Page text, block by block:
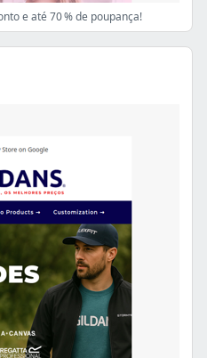
e até 70 % de poupança!